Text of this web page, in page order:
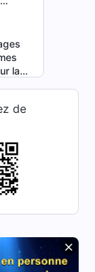
la
pas
de